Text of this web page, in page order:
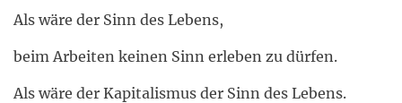
Als wäre der Sinn des Lebens,
beim Arbeiten keinen Sinn erleben zu dürfen.
Als wäre der Kapitalismus der Sinn des Lebens.